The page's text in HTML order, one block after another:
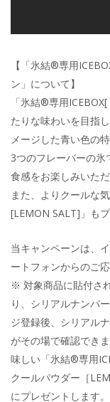
【「氷結®専用
ン」について】
「氷結®専用
たりな味わいを目指
メージした青い色の
3つのフレーバーの
食感をお楽しみいただ
また、よりクールな
[LEMON SALT]」も
当キャンペーンは、
ートフォンからのご応
※ 対象商品に貼付さ
り、シリアルナンバ
ジ登録後、シリアル
がその場で確認でき
味しい「氷結®専用
クールパウダー［
にプレゼントします。